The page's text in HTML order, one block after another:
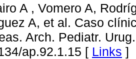
A , Vomero A,
A, et al. Caso
Arch. Pediatr.
ap.92.1.15 [ Links ]